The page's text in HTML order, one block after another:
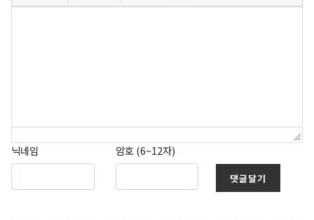
닉네임 암호 (6~12자)
댓글달기